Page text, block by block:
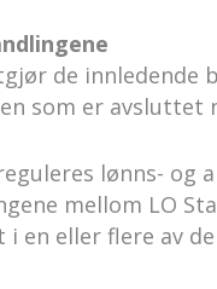
de innledende
som er avsluttet
lønns- og
mellom LO
i en eller flere av